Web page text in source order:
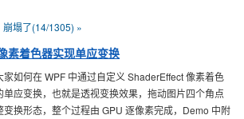
崩塌了(14/1305) »
素着色器实现单应变换
家如何在 WPF 中通过自定义 ShaderEffect 像素着色
单应变换，也就是透视变换效果，拖动图片四个角点
变换形态，整个过程由 GPU 逐像素完成，Demo 中附